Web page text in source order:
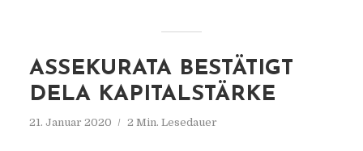
ASSEKURATA BESTÄTIGT
DELA KAPITALSTÄRKE
21. Januar 2020 2 Min. Lesedauer